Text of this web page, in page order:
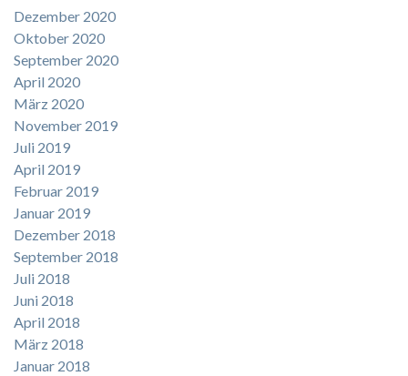
Dezember 2020
Oktober 2020
September 2020
April 2020
März 2020
November 2019
Juli 2019
April 2019
Februar 2019
Januar 2019
Dezember 2018
September 2018
Juli 2018
Juni 2018
April 2018
März 2018
Januar 2018